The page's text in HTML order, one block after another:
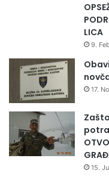
LICA
9.
17.
15.